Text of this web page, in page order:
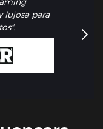
lujosa para